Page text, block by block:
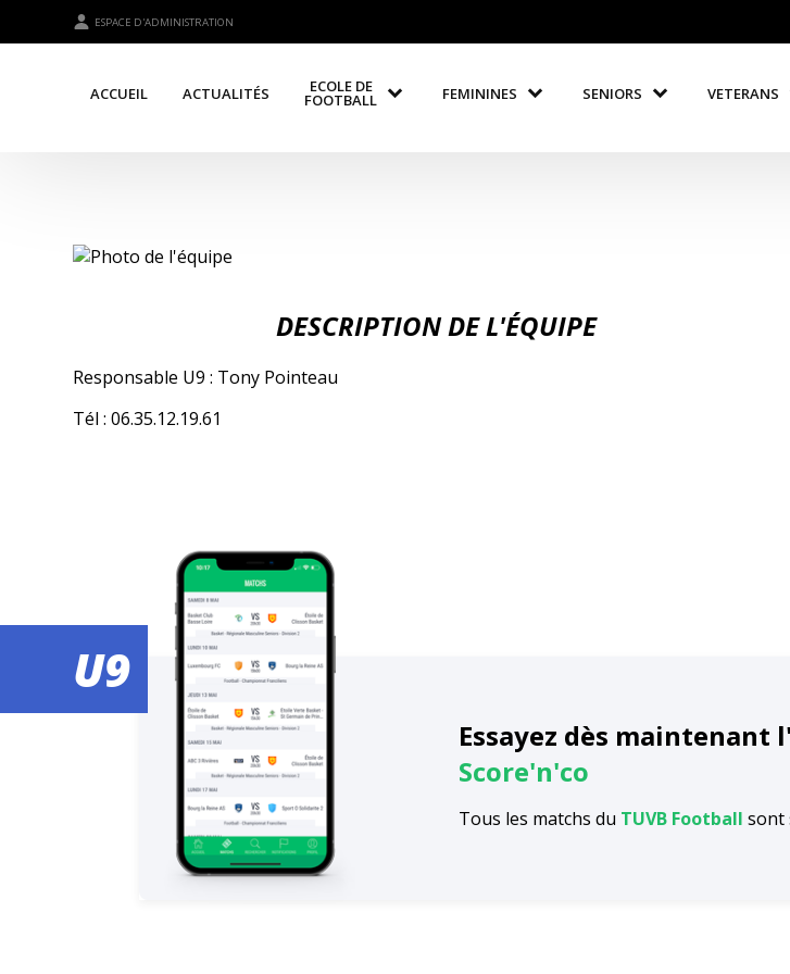
ESPACE D'ADMINISTRATION
ACCUEIL ACTUALITÉS ECOLE DE
FOOTBALL FEMININES SENIORS VETERANS
U9
DESCRIPTION DE L'ÉQUIPE
Responsable U9 : Tony Pointeau
Tél : 06.35.12.19.61
Essayez dès
Score'n'co
Tous les matchs du TUVB Football sont